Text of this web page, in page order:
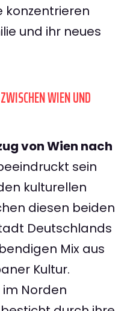
konzentrieren
und ihr neues
WIEN UND
von Wien nach
sein
kulturellen
diesen beiden
Deutschlands
Mix aus
Kultur.
Norden